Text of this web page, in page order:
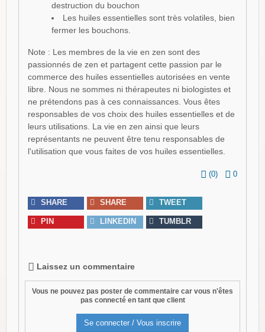
destruction du bouchon
Les huiles essentielles sont très volatiles, bien
fermer les bouchons.
Note : Les membres de la vie en zen sont des
passionnés de zen et partagent cette passion par le
commerce des huiles essentielles autorisées en vente
libre. Nous ne sommes ni thérapeutes ni biologistes et
ne prétendons pas à ces connaissances. Vous êtes
responsables de vos choix des huiles essentielles et de
leurs utilisations. La vie en zen ainsi que leurs
représentants ne peuvent être tenu responsables de
l'utilisation que vous faites de vos huiles essentielles.
(0) 0
SHARE SHARE TWEET
PIN LINKEDIN TUMBLR
Laissez un commentaire
Vous ne pouvez pas poster de commentaire car vous n'êtes
pas connecté en tant que client
Se connecter / Vous inscrire